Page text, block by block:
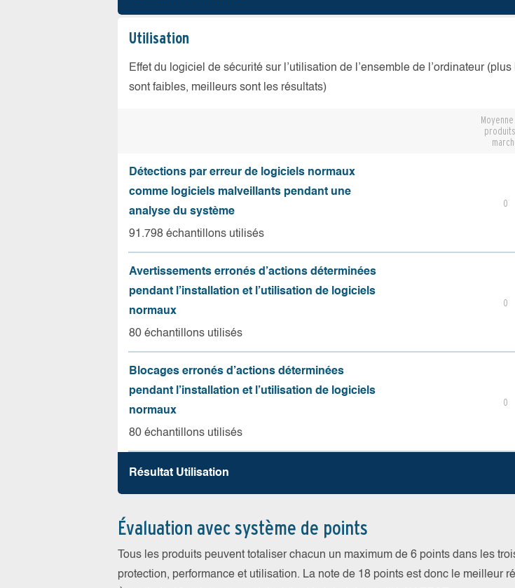
Utilisation
Effet du logiciel de sécurité sur l’utilisation de l’ensemble de l’ordinateur
sont faibles, meilleurs sont les résultats)
Détections par erreur de logiciels normaux
comme logiciels malveillants pendant une
analyse du système
91.798 échantillons utilisés
0
Avertissements erronés d’actions déterminées
pendant l’installation et l’utilisation de logiciels
normaux
80 échantillons utilisés
0
Blocages erronés d’actions déterminées
pendant l’installation et l’utilisation de logiciels
normaux
80 échantillons utilisés
0
Résultat Utilisation
Évaluation avec système de points
Tous les produits peuvent totaliser chacun un maximum de 6 points dans les
protection, performance et utilisation. La note de 18 points est donc le meilleur